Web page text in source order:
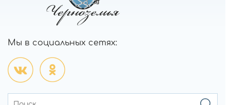
Мы в социальных сетях: